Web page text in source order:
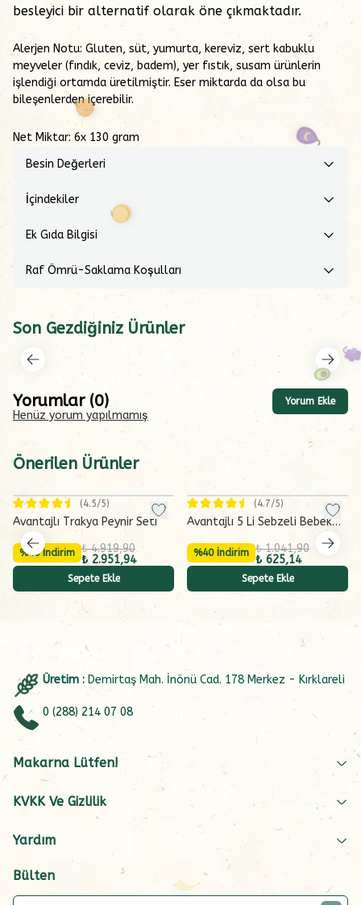
besleyici bir alternatif olarak öne çıkmaktadır.
Alerjen Notu: Gluten, süt, yumurta, kereviz, sert kabuklu
meyveler (fındık, ceviz, badem), yer fıstık, susam ürünlerin
işlendiği ortamda üretilmiştir. Eser miktarda da olsa bu
bileşenlerden içerebilir.
Net Miktar: 6x 130 gram
Besin Değerleri
İçindekiler
Ek Gıda Bilgisi
Raf Ömrü-Saklama Koşulları
Son Gezdiğiniz Ürünler
Yorumlar(0) Yorum Ekle
Henüz yorum yapılmamış
Önerilen Ürünler
(4.5/5)
Avantajlı Trakya Peynir Seti
%40 İndirim ₺ 4.919,90
₺ 2.951,94
Sepete Ekle
(4.7/5)
Avantajlı 5 Li Sebzeli Bebek
%40 İndirim ₺ 1.041,90
₺ 625,14
Sepete Ekle
Üretim : Demirtaş Mah. İnönü Cad. 178 Merkez - Kırklareli
0 (288) 214 07 08
Makarna Lütfen!
KVKK Ve Gizlilik
Yardım
Bülten